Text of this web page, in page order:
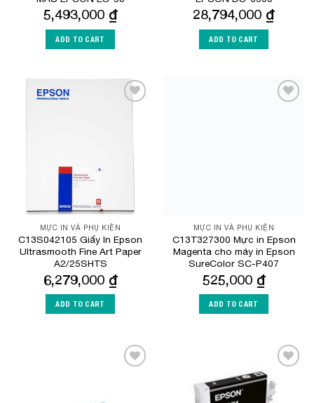
5,493,000 ₫
ADD TO CART
28,794,000 ₫
ADD TO CART
MỰC IN VÀ PHỤ KIỆN
C13S042105 Giấy In Epson
Ultrasmooth Fine Art Paper
A2/25SHTS
6,279,000 ₫
ADD TO CART
MỰC IN VÀ PHỤ KIỆN
C13T327300 Mực in Epson
Magenta cho máy in Epson
SureColor SC-P407
525,000 ₫
ADD TO CART
Wishlist